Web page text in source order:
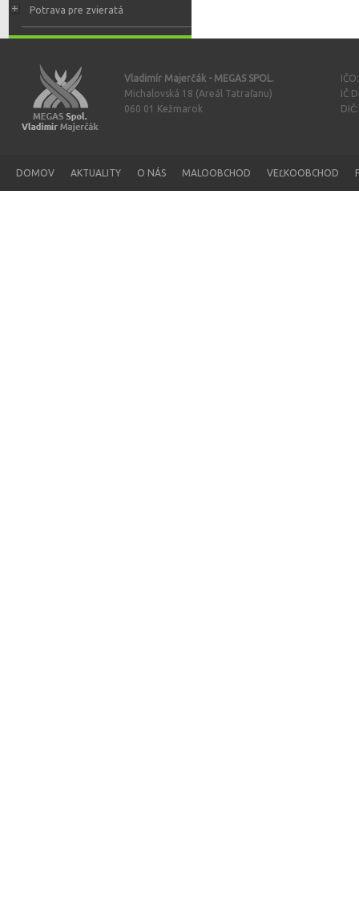
Potrava pre zvieratá
Vladimír Majerčák - MEGAS SPOL.
Michalovská 18 (Areál Tatraľanu)
060 01 Kežmarok
IČ
DOMOV AKTUALITY O NÁS MALOOBCHOD VEĽKOOBCHOD